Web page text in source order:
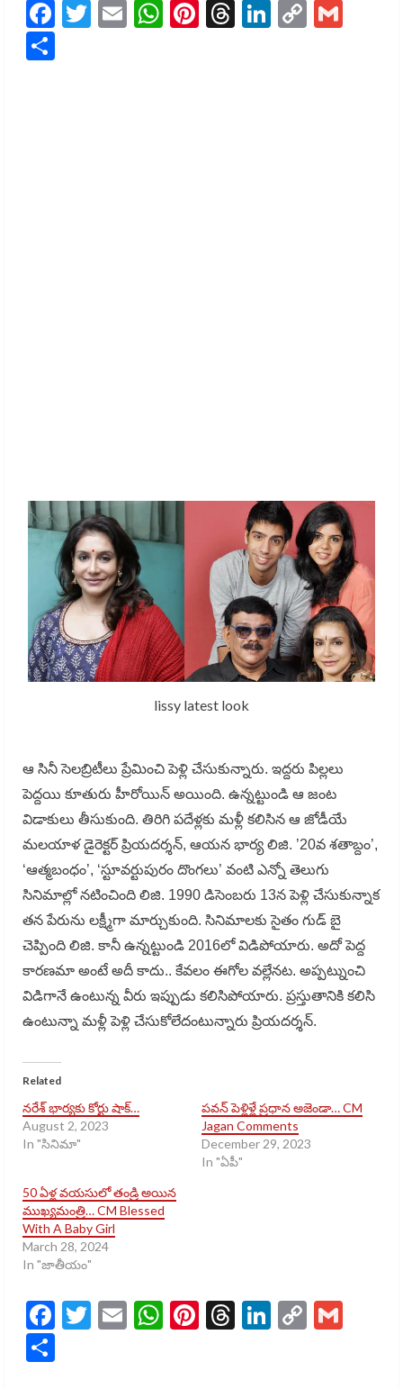
Facebook
Twitter
EmailWhatsApp
Pinterest
Threads
LinkedIn
Copy
lissy latest look
ఆ సినీ సెలబ్రిటీలు ప్రేమించి పెళ్లి చేసుకున్నారు. ఇద్దరు పిల్లలు
పెద్దయి కూతురు హీరోయిన్ అయింది. ఉన్నట్టుండి ఆ జంట
విడాకులు తీసుకుంది. తిరిగి పదేళ్లకు మళ్లీ కలిసిన ఆ జోడీయే
మలయాళ డైరెక్టర్ ప్రియదర్శన్, ఆయన భార్య లిజి. ’20వ శతాబ్దం’,
‘ఆత్మబంధం’, ‘స్టూవర్టుపురం దొంగలు’ వంటి ఎన్నో తెలుగు
సినిమాల్లో నటించింది లిజి. 1990 డిసెంబరు 13న పెళ్లి చేసుకున్నాక
తన పేరును లక్ష్మీగా మార్చుకుంది. సినిమాలకు సైతం గుడ్ బై
చెప్పింది లిజి. కానీ ఉన్నట్టుండి 2016లో విడిపోయారు. అదో పెద్ద
కారణమా అంటే అదీ కాదు.. కేవలం ఈగోల వల్లేనట. అప్పట్నుంచి
విడిగానే ఉంటున్న వీరు ఇప్పుడు కలిసిపోయారు. ప్రస్తుతానికి కలిసి
ఉంటున్నా మళ్లీ పెళ్లి చేసుకోలేదంటున్నారు ప్రియదర్శన్.
Related
నరేశ్ భార్యకు కోర్టు షాక్…
August 2, 2023
In "సినిమా"
పవన్ పెళ్లిళ్లే ప్రధాన అజెండా… CM
Jagan Comments
December 29, 2023
In "ఏపీ"
50 ఏళ్ల వయసులో తండ్రి అయిన
ముఖ్యమంత్రి… CM Blessed
With A Baby Girl
March 28, 2024
In "జాతీయం"
Facebook
Twitter
EmailWhatsApp
Pinterest
Threads
LinkedIn
Copy